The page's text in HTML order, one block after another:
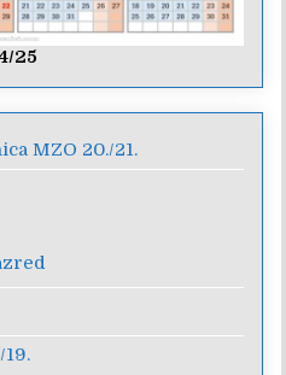
25
MZO 20./21.